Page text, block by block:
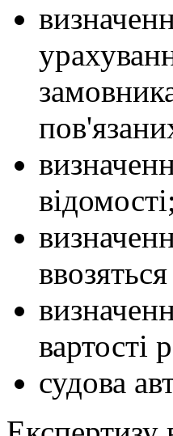
відомості;
вартості
судова